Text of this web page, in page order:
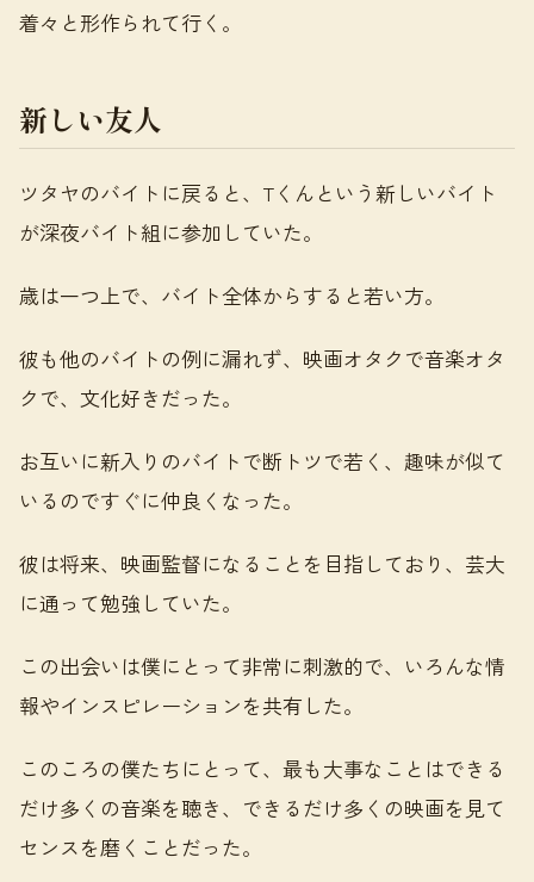
着々と形作られて行く。
新しい友人
ツタヤのバイトに戻ると、Tくんという新しいバイト
が深夜バイト組に参加していた。
歳は一つ上で、バイト全体からすると若い方。
彼も他のバイトの例に漏れず、映画オタクで音楽オタ
クで、文化好きだった。
お互いに新入りのバイトで断トツで若く、趣味が似て
いるのですぐに仲良くなった。
彼は将来、映画監督になることを目指しており、芸大
に通って勉強していた。
この出会いは僕にとって非常に刺激的で、いろんな情
報やインスピレーションを共有した。
このころの僕たちにとって、最も大事なことはできる
だけ多くの音楽を聴き、できるだけ多くの映画を見て
センスを磨くことだった。